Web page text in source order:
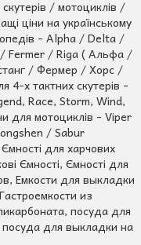
/ мотоциклів /
ціни на українському
- Alpha / Delta /
Fermer / Riga ( Альфа /
/ Фермер / Хорс /
4-х тактних скутерів -
Race, Storm, Wind,
для мотоциклів - Viper
/ Sabur
для харчових
Ємності, Ємності для
Емкости для выкладки
из
посуда для
для выкладки на